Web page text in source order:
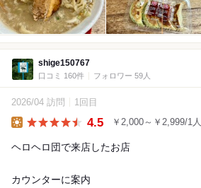
shige150767
口コミ 160件 フォロワー 59人
2026/04 訪問 1回目
4.5 ￥2,000～￥2,999/1人
ヘロヘロ団で来店したお店
カウンターに案内